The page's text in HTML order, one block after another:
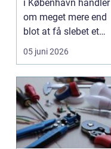
i København handler
om meget mere end
blot at få slebet et
tr&ael...
05 juni 2026